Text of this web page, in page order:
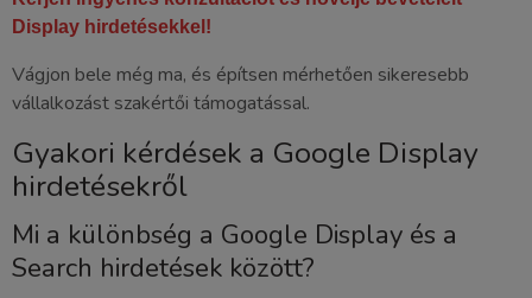
Display hirdetésekkel!
Vágjon bele még ma, és építsen mérhetően sikeresebb
vállalkozást szakértői támogatással.
Gyakori kérdések a Google Display
hirdetésekről
Mi a különbség a Google Display és a
Search hirdetések között?